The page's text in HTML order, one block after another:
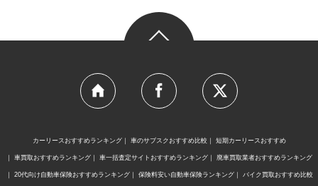
カーリースおすすめランキング 車のサブスクおすすめ比較 短期カーリースおすすめ
車買取おすすめランキング 車一括査定サイトおすすめランキング 廃車買取業者おすすめランキング
20代向け自動車保険おすすめランキング 保険料安い自動車保険ランキング バイク買取おすすめ比較